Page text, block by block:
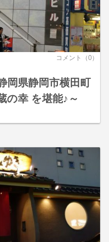
コメント（0）
岡県静岡市横田町
幸 を堪能♪～